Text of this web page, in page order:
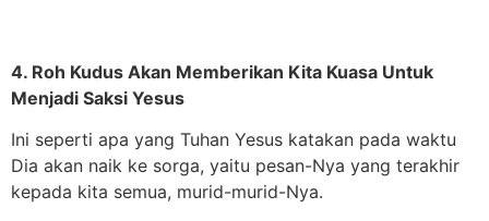
4. Roh Kudus Akan Memberikan Kita Kuasa Untuk
Menjadi Saksi Yesus
Ini seperti apa yang Tuhan Yesus katakan pada waktu
Dia akan naik ke sorga, yaitu pesan-Nya yang terakhir
kepada kita semua, murid-murid-Nya.